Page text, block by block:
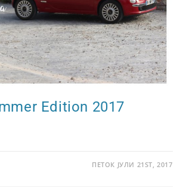
Edition 2017
ПЕТОК ЈУЛИ 21ST, 2017